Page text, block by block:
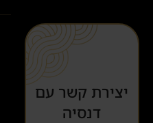
יצירת קשר עם
דנסיה